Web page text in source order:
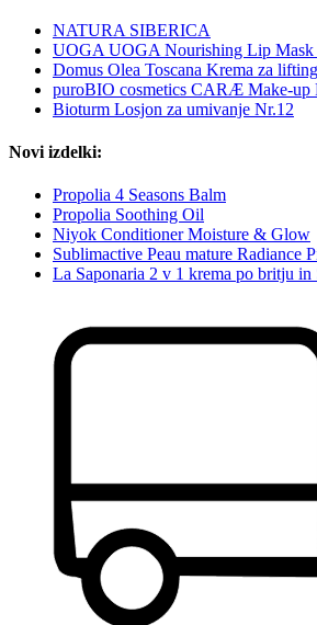
NATURA SIBERICA
UOGA UOGA Nourishing Lip Mask
Domus Olea Toscana Krema za
puroBIO cosmetics CARÆ Make-up
Bioturm Losjon za umivanje Nr.12
Novi izdelki:
Propolia 4 Seasons Balm
Propolia Soothing Oil
Niyok Conditioner Moisture & Glow
Sublimactive Peau mature Radiance
La Saponaria 2 v 1 krema po britju in